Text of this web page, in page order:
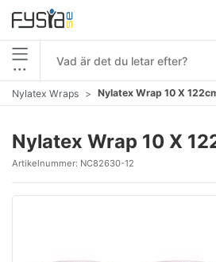
•••
Nylatex Wraps Nylatex Wrap 10 X
Nylatex Wrap 10 X
Artikelnummer: NC82630-12